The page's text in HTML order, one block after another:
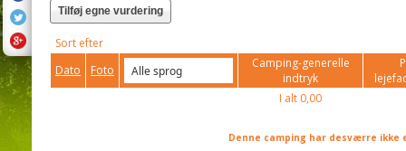
Tilføj egne vurdering
Sort efter
Dato
Foto
Camping-generelle
indtryk
I alt 0,00
Denne camping har desværre